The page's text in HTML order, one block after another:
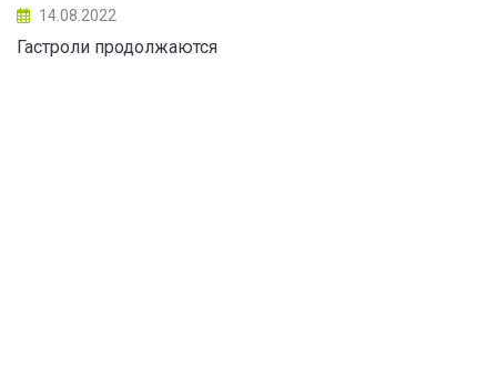
14.08.2022
Гастроли продолжаются